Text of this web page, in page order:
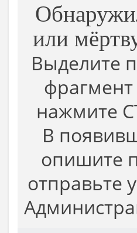
или
Выделите
нажмите
В
опишите
отправьте